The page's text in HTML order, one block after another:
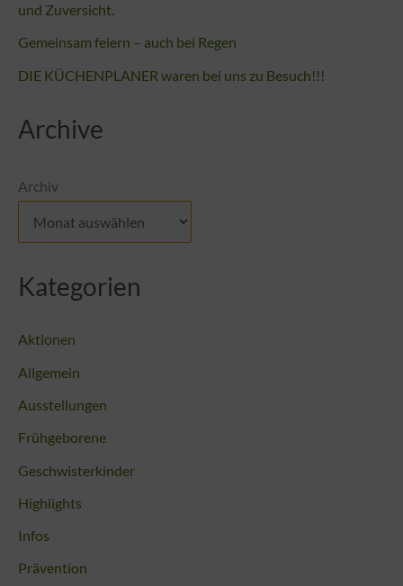
und Zuversicht.
Gemeinsam feiern – auch bei Regen
DIE KÜCHENPLANER waren bei uns zu Besuch!!!
Archive
Archiv
Kategorien
Aktionen
Allgemein
Ausstellungen
Frühgeborene
Geschwisterkinder
Highlights
Infos
Prävention